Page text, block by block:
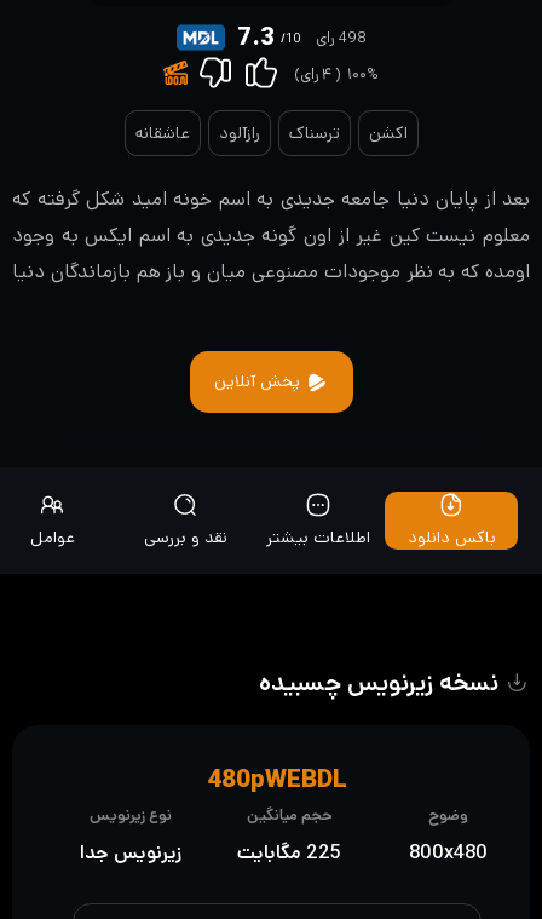
7.3 /10
498 رای
۱۰۰% ( ۴رای)
اکشن ترسناک رازآلود عاشقانه
بعد از پایان دنیا جامعه جدیدی به اسم خونه امید شکل گرفته که
معلوم نیست کین غیر از اون گونه جدیدی به اسم ایکس به وجود
اومده که به نظر موجودات مصنوعی میان و باز هم بازماندگان دنیا
پخش آنلاین
باکس دانلود اطلاعات بیشتر نقد و بررسی عوامل
نسخه زیرنویس چسبیده
وضوح
800x480
حجم میانگین
225 مگابایت
نوع زیرنویس
زیرنویس جدا
480pWEBDL